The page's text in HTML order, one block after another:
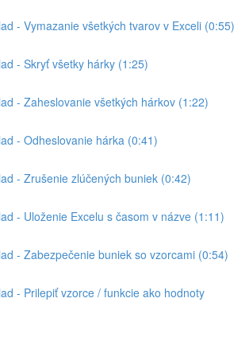
- Vymazanie všetkých tvarov v Exceli (0:55)
- Skryť všetky hárky (1:25)
- Zaheslovanie všetkých hárkov (1:22)
- Odheslovanie hárka (0:41)
- Zrušenie zlúčených buniek (0:42)
- Uloženie Excelu s časom v názve (1:11)
- Zabezpečenie buniek so vzorcami (0:54)
- Prilepiť vzorce / funkcie ako hodnoty